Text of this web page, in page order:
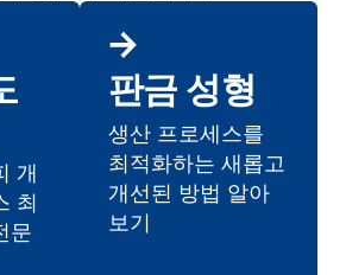
개
최
문
판금 성형
생산 프로세스를
최적화하는 새롭고
개선된 방법 알아
보기